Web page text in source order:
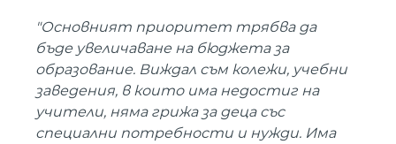
"Основният приоритет трябва да
бъде увеличаване на бюджета за
образование. Виждал съм колежи, учебни
заведения, в които има недостиг на
учители, няма грижа за деца със
специални потребности и нужди. Има